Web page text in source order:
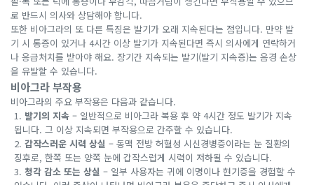
로 반드시 의사와 상담해야 합니다.
또한 비아그라의 또 다른 특징은 발기가 오래 지속된다는 점입니다. 만약 발
기 시 통증이 있거나 4시간 이상 발기가 지속된다면 즉시 의사에게 연락하거
나 응급처치를 받아야 해요. 장기간 지속되는 발기(발기 지속증)는 음경 손상
을 유발할 수 있습니다.
비아그라 부작용
비아그라의 주요 부작용은 다음과 같습니다.
발기의 지속 – 일반적으로 비아그라 복용 후 약 4시간 정도 발기가 지속
됩니다. 그 이상 지속되면 부작용으로 간주할 수 있습니다.
갑작스러운 시력 상실 – 동맥 전방 허혈성 시신경병증이라는 눈 질환의
징후로, 한쪽 또는 양쪽 눈에 갑작스럽게 시력이 저하될 수 있습니다.
청각 감소 또는 상실 – 일부 사용자는 귀에 이명이나 현기증을 경험할 수